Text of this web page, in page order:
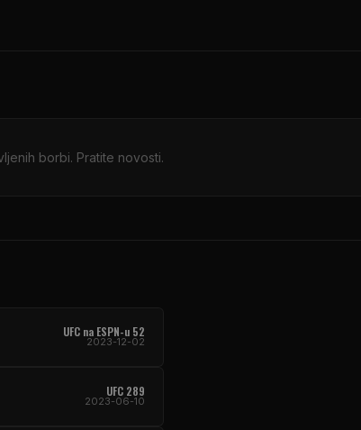
borbi. Pratite novosti.
UFC na ESPN-u 52
2023-12-02
UFC 289
2023-06-10